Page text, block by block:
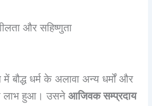
और सहिष्णुता
धर्म के अलावा अन्य धर्मों और
लाभ हुआ। उसनेआजिवक सम्प्रदाय